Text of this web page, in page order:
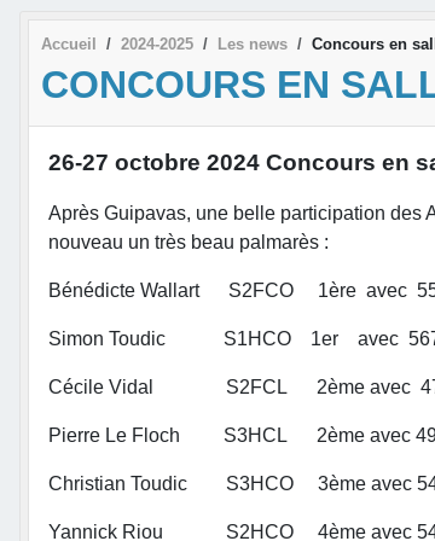
Accueil 2024-2025 Les news Concours en
CONCOURS EN
26-27 octobre 2024 Concours en
Après Guipavas, une belle participation des
nouveau un très beau palmarès :
Bénédicte Wallart S2FCO 1ère avec
Simon Toudic S1HCO 1er avec 567
Cécile Vidal S2FCL 2ème avec
Pierre Le Floch S3HCL 2ème avec
Christian Toudic S3HCO 3ème avec
Yannick Riou S2HCO 4ème avec